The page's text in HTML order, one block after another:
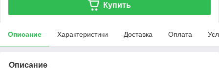
Купить
Описание Характеристики Доставка Оплата
Описание